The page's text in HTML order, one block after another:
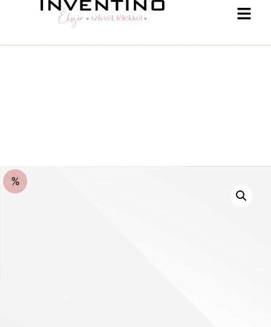
-25 % a webshopban! Kupon: summer25
%